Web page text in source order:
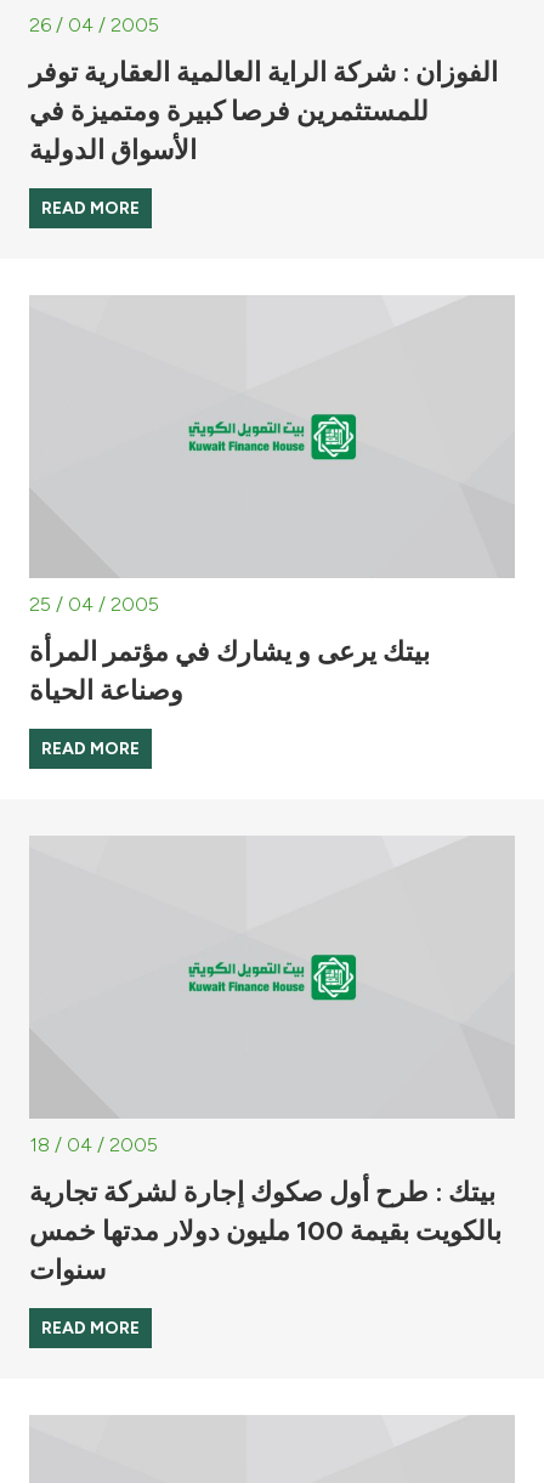
26 / 04 / 2005
الفوزان : شركة الراية العالمية العقارية توفر
للمستثمرين فرصا كبيرة ومتميزة في
الأسواق الدولية
READ MORE
25 / 04 / 2005
بيتك يرعى و يشارك في مؤتمر المرأة
وصناعة الحياة
READ MORE
18 / 04 / 2005
بيتك : طرح أول صكوك إجارة لشركة تجارية
بالكويت بقيمة 100 مليون دولار مدتها خمس
سنوات
READ MORE